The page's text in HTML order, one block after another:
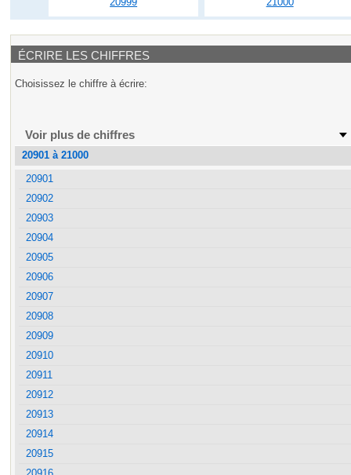
ÉCRIRE LES CHIFFRES
Choisissez le chiffre à écrire:
Voir plus de chiffres
20901 à 21000
20901
20902
20903
20904
20905
20906
20907
20908
20909
20910
20911
20912
20913
20914
20915